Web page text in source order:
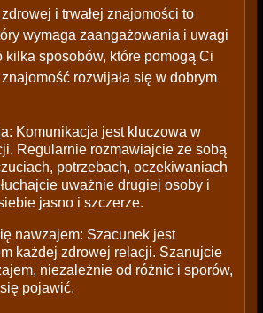
i trwałej znajomości to
wymaga zaangażowania i uwagi
kilka sposobów, które pomogą Ci
rozwijała się w dobrym
Komunikacja jest kluczowa w
Regularnie rozmawiajcie ze sobą
potrzebach, oczekiwaniach
uważnie drugiej osoby i
jasno i szczerze.
nawzajem: Szacunek jest
każdej zdrowej relacji. Szanujcie
niezależnie od różnic i sporów,
pojawić.